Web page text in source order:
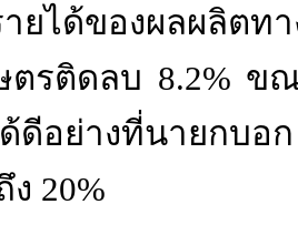
ยได้ของผลผลิตท
ตรติดลบ 8.2% ข
ดีอย่างที่นายกบอ
20%